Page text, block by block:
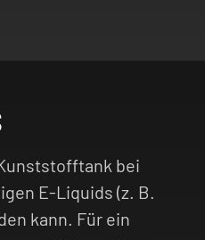
bei
E-Liquids (z. B.
kann. Für ein